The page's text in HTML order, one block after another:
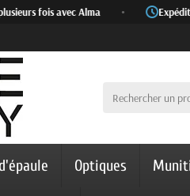
fois avec Alma
Optiques